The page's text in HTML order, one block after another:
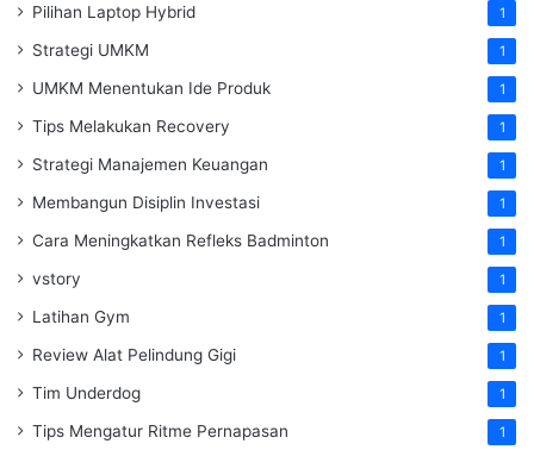
Pilihan Laptop Hybrid 1
Strategi UMKM 1
UMKM Menentukan Ide Produk 1
Tips Melakukan Recovery 1
Strategi Manajemen Keuangan 1
Membangun Disiplin Investasi 1
Cara Meningkatkan Refleks Badminton 1
vstory 1
Latihan Gym 1
Review Alat Pelindung Gigi 1
Tim Underdog 1
Tips Mengatur Ritme Pernapasan 1